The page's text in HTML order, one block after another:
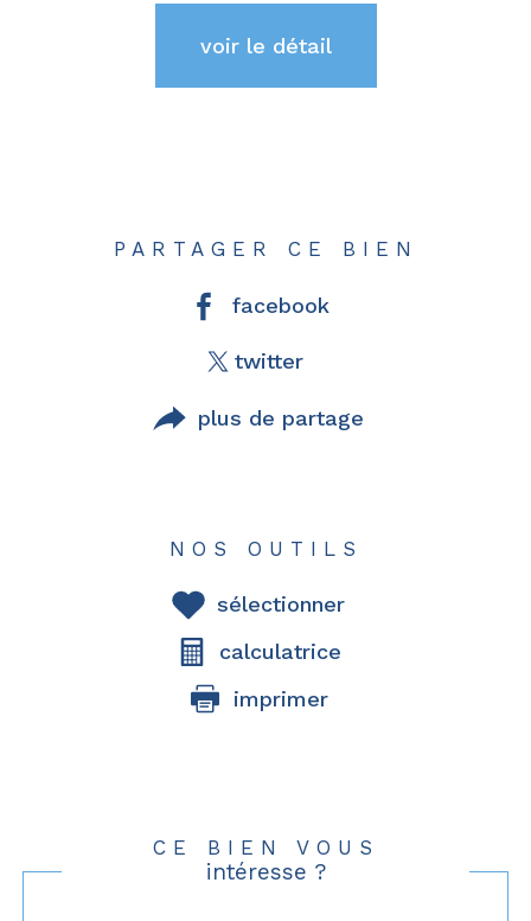
voir le détail
PARTAGER CE BIEN
facebook
twitter
plus de partage
NOS OUTILS
sélectionner
calculatrice
imprimer
CE BIEN VOUS
intéresse ?